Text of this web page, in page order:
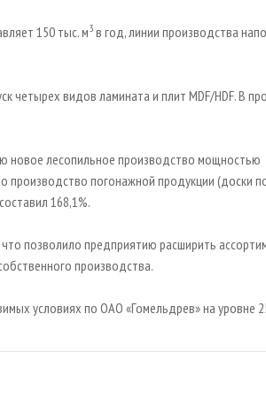
150 тыс. м3 в год, линии производства
четырех видов ламината и плит MDF/HDF. В
новое лесопильное производство мощностью
производство погонажной продукции (доски
168,1%.
позволило предприятию расширить
производства.
условиях по ОАО «Гомельдрев» на уровне